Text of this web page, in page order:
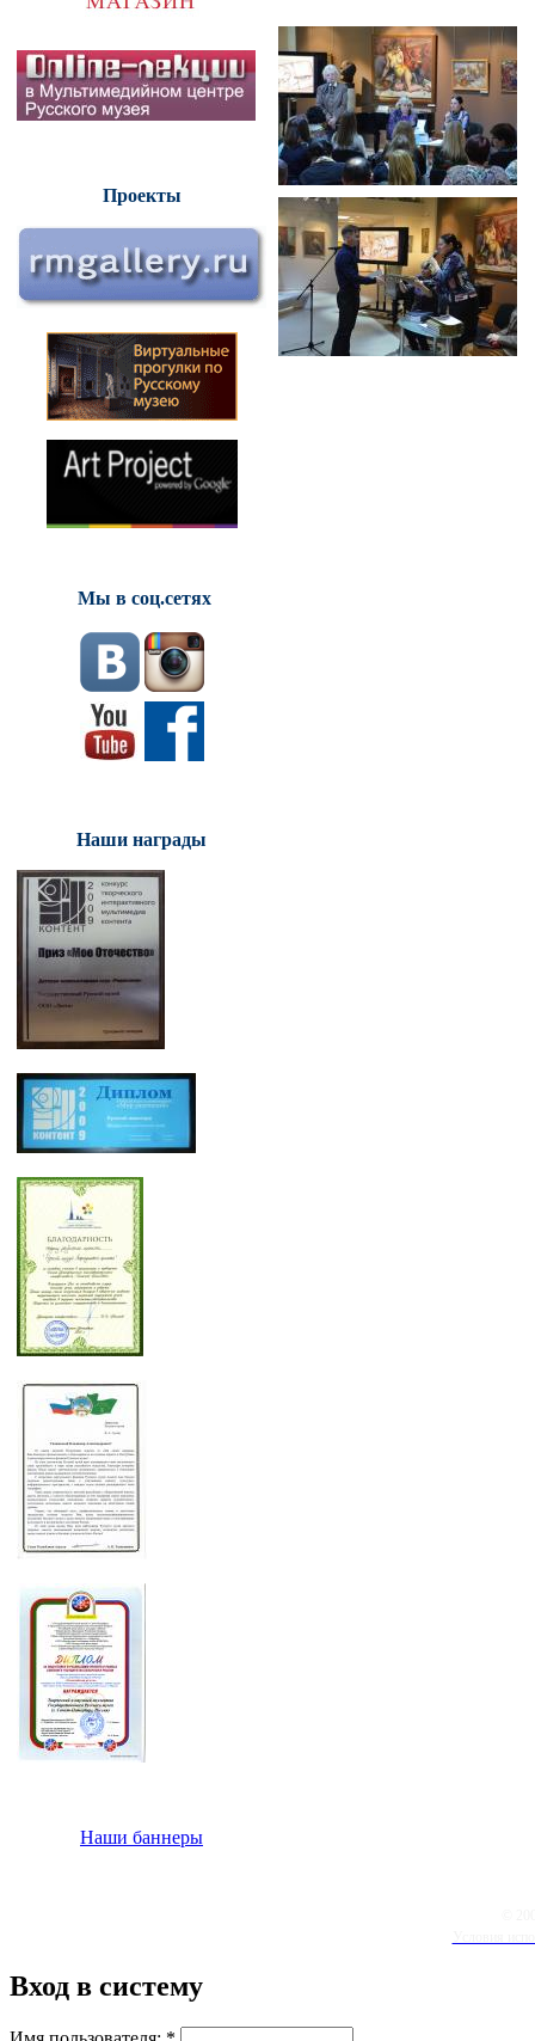
Проекты
Мы в соц.сетях
Наши награды
Наши баннеры
Вход в систему